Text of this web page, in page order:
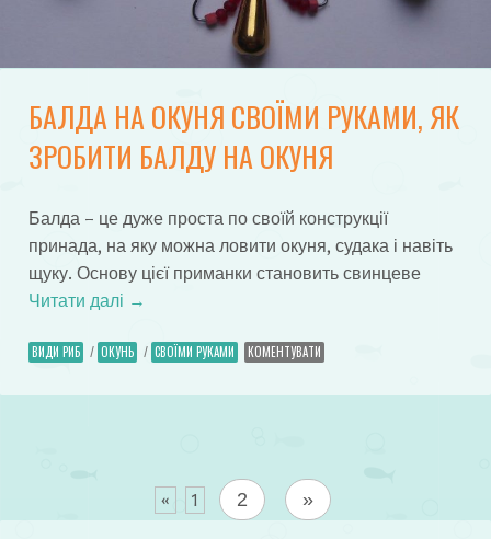
БАЛДА НА ОКУНЯ СВОЇМИ РУКАМИ, ЯК
ЗРОБИТИ БАЛДУ НА ОКУНЯ
Балда – це дуже проста по своїй конструкції
принада, на яку можна ловити окуня, судака і навіть
щуку. Основу цієї приманки становить свинцеве
Читати далі →
ВИДИ РИБ / ОКУНЬ / СВОЇМИ РУКАМИ КОМЕНТУВАТИ
« 1 2 »